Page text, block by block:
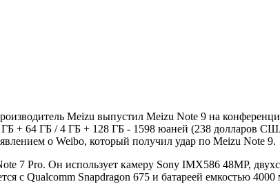
Meizu выпустил Meizu Note 9 на
+ 64 ГБ / 4 ГБ + 128 ГБ - 1598 юаней (238 долларов
о Weibo, который получил удар по Meizu Note 9.
7 Pro. Он использует камеру Sony IMX586 48MP,
с Qualcomm Snapdragon 675 и батареей емкостью